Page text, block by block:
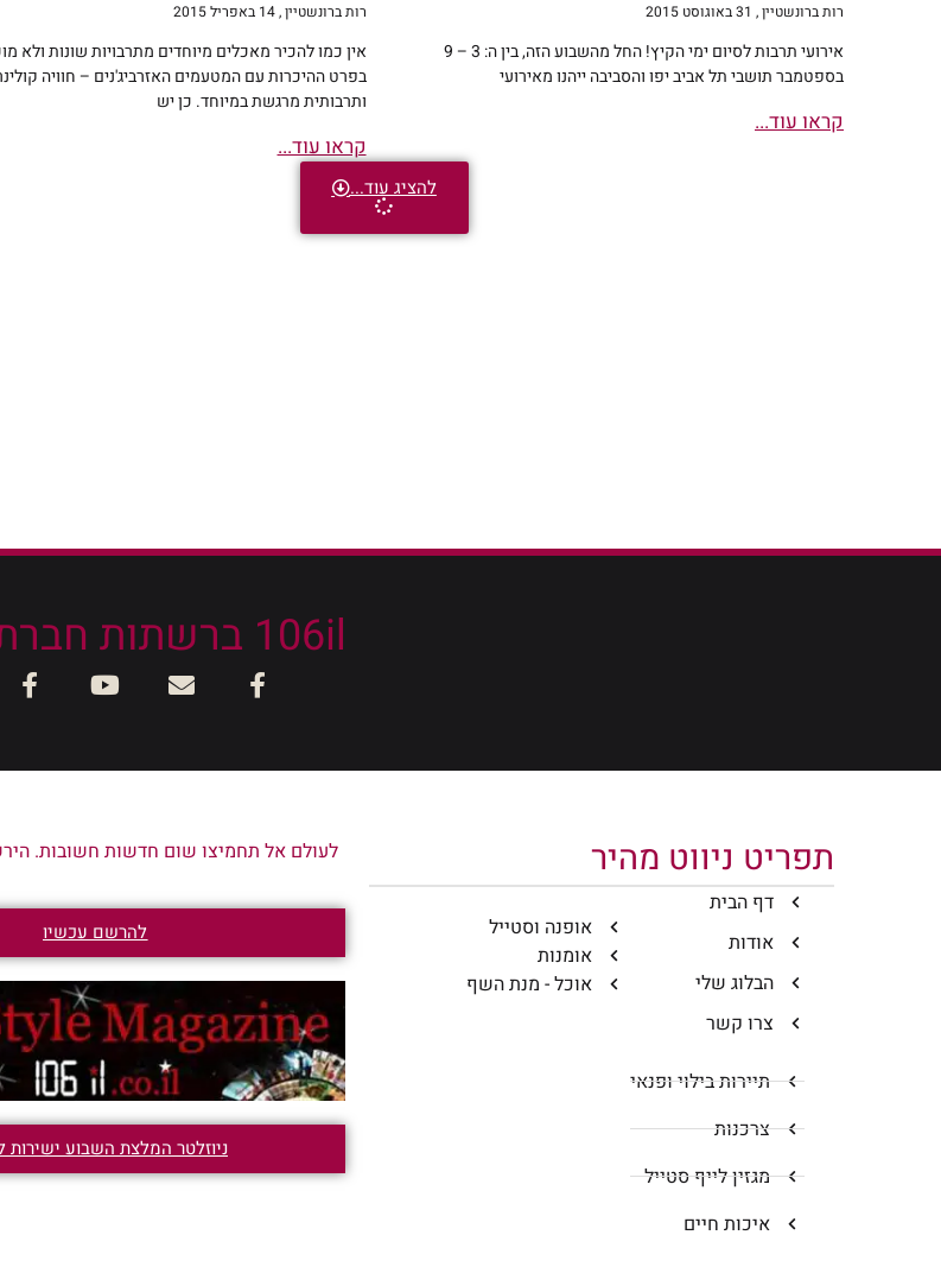
רות ברונשטיין 31 באוגוסט 2015
אירועי תרבות לסיום ימי הקיץ! החל מהשבוע הזה, בין ה: 3 – 9
בספטמבר תושבי תל אביב יפו והסביבה ייהנו מאירועי
קראו עוד...
רות ברונשטיין 14 באפריל 2015
אין כמו להכיר מאכלים מיוחדים מתרבויות שונות ולא
בפרט ההיכרות עם המטעמים האזרביג'נים – חוויה
ותרבותית מרגשת במיוחד. כן יש
קראו עוד...
להציג עוד...
106il ברשתות חברתיות
תפריט ניווט מהיר
דף הבית
אודות
הבלוג שלי
צרו קשר
אופנה וסטייל
אומנות
אוכל - מנת השף
תיירות בילוי ופנאי
צרכנות
מגזין לייף סטייל
איכות חיים
לעולם אל תחמיצו שום חדשות חשובות.
להרשם עכשיו
ניוזלטר המלצת השבוע ישירות